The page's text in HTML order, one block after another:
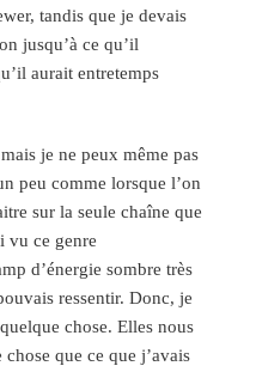
tandis que je devais
jusqu’à ce qu’il
aurait entretemps
je ne peux même pas
peu comme lorsque l’on
sur la seule chaîne que
vu ce genre
d’énergie sombre très
ressentir. Donc, je
chose. Elles nous
que ce que j’avais